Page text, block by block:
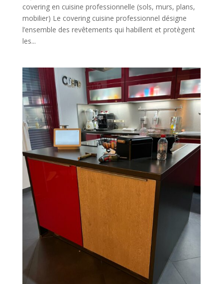
covering en cuisine professionnelle (sols, murs, plans,
mobilier) Le covering cuisine professionnel désigne
l’ensemble des revêtements qui habillent et protègent
les...